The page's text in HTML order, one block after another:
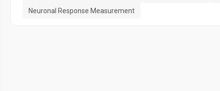
Neuronal Response Measurement